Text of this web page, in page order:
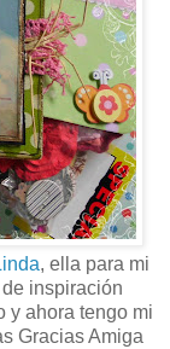
, ella para mi
inspiración
y ahora tengo mi
Gracias Amiga